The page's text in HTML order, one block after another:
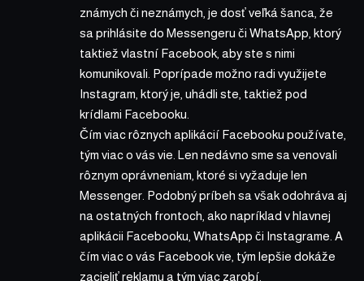
známych či neznámych, je dosť veľká šanca, že
sa prihlásite do Messengeru či WhatsApp, ktorý
taktiež vlastní Facebook, aby ste s nimi
komunikovali. Poprípade možno radi využijete
Instagram, ktorý je, uhádli ste, taktiež pod
krídlami Facebooku.
Čím viac rôznych aplikácií Facebooku používate,
tým viac o vás vie. Len nedávno sme sa venovali
rôznym oprávneniam, ktoré si vyžaduje len
Messenger . Podobný príbeh sa však odohráva aj
na ostatných frontoch, ako napríklad v hlavnej
aplikácii Facebooku, WhatsApp či Instagrame. A
čím viac o vás Facebook vie, tým lepšie dokáže
zacieliť reklamu a tým viac zarobí.